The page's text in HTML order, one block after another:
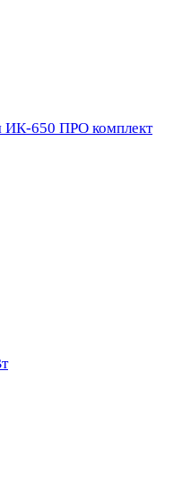
ИК-650 ПРО комплект